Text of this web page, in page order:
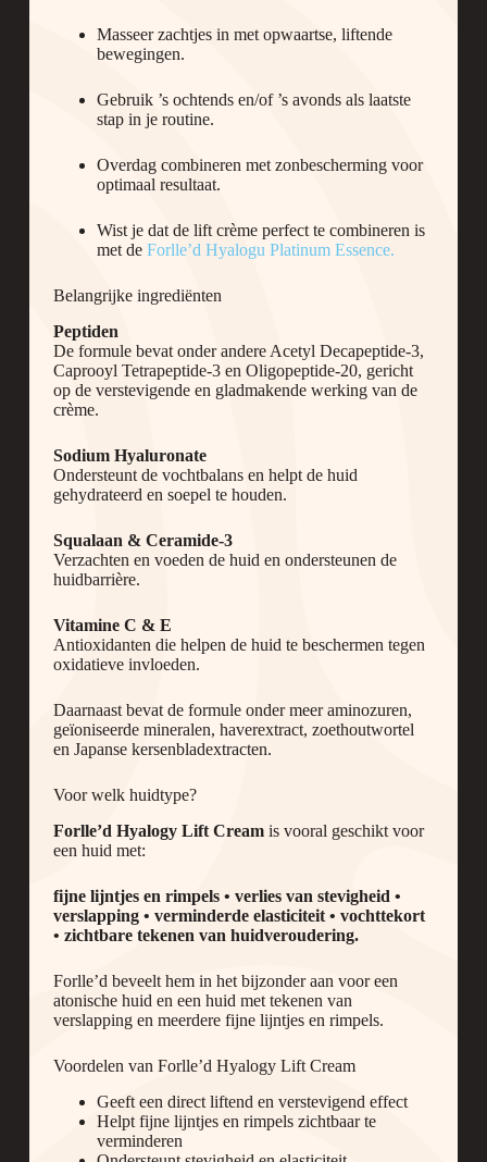
Masseer zachtjes in met opwaartse, liftende
bewegingen.
Gebruik ’s ochtends en/of ’s avonds als laatste
stap in je routine.
Overdag combineren met zonbescherming voor
optimaal resultaat.
Wist je dat de lift crème perfect te combineren is
met deForlle’d Hyalogu Platinum Essence.
Belangrijke ingrediënten
Peptiden
De formule bevat onder andere Acetyl Decapeptide-3,
Caprooyl Tetrapeptide-3 en Oligopeptide-20, gericht
op de verstevigende en gladmakende werking van de
crème.
Sodium Hyaluronate
Ondersteunt de vochtbalans en helpt de huid
gehydrateerd en soepel te houden.
Squalaan & Ceramide-3
Verzachten en voeden de huid en ondersteunen de
huidbarrière.
Vitamine C & E
Antioxidanten die helpen de huid te beschermen tegen
oxidatieve invloeden.
Daarnaast bevat de formule onder meer aminozuren,
geïoniseerde mineralen, haverextract, zoethoutwortel
en Japanse kersenbladextracten.
Voor welk huidtype?
Forlle’d Hyalogy Lift Cream is vooral geschikt voor
een huid met:
fijne lijntjes en rimpels • verlies van stevigheid •
verslapping • verminderde elasticiteit • vochttekort
• zichtbare tekenen van huidveroudering.
Forlle’d beveelt hem in het bijzonder aan voor een
atonische huid en een huid met tekenen van
verslapping en meerdere fijne lijntjes en rimpels.
Voordelen van Forlle’d Hyalogy Lift Cream
Geeft een direct liftend en verstevigend effect
Helpt fijne lijntjes en rimpels zichtbaar te
verminderen